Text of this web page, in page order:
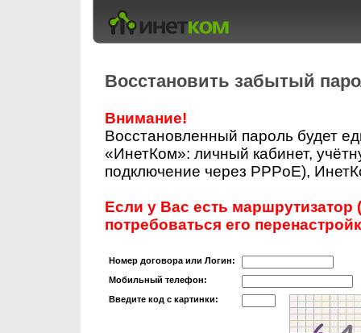
Восстановить забытый
Внимание!
Восстановленный пароль будет
«ИнетКом»: личный кабинет,
подключение через PPPoE),
Если у Вас есть маршрутизатор
потребоваться его
Номер договора или Логин:
Мобильный телефон:
Введите код с картинки: